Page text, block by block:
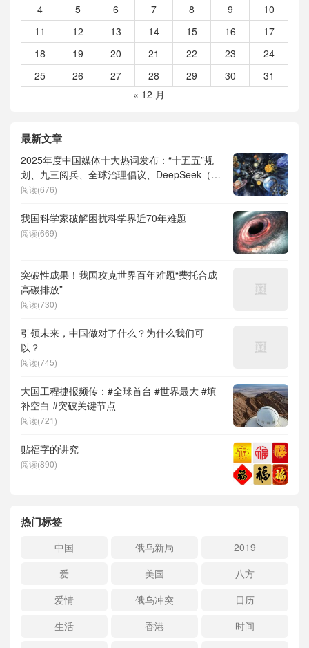
4
5 6 7 8 9
10
11
12 13 14 15 16
17
18
19 20 21 22 23
24
25
26 27 28 29 30
31
« 12 月
最新文章
2025年度中国媒体十大热词发布：“十五五”规
划、九三阅兵、全球治理倡议、DeepSeek（深
度求索）、人形机器人、苏超、票根经济、育
阅读(676)
我国科学家破解困扰科学界近70年难题
阅读(669)
突破性成果！我国攻克世界百年难题“费托合成
高碳排放”
阅读(730)
引领未来，中国做对了什么？为什么我们可
以？
阅读(745)
大国工程捷报频传：#全球首台 #世界最大 #填
补空白 #突破关键节点
阅读(721)
贴福字的讲究
阅读(890)
热门标签
中国 俄乌新局
2019
爱
美国
八方
爱情
俄乌冲突
日历
生活
香港
时间